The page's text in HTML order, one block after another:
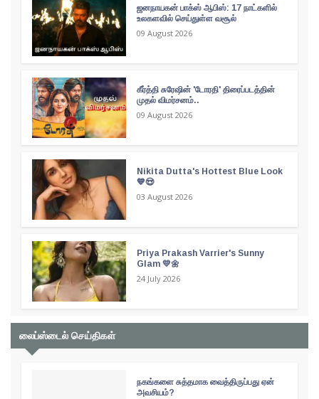
ஜனநாயகன் பாக்ஸ் ஆபிஸ்: 17 நாட்களில்
உலகளவில் செய்துள்ள வசூல்
09 August 2026
கீர்த்தி சுரேஷின் 'டோரதி' திரைப்படத்தின்
முதல் விமர்சனம்..
09 August 2026
Nikita Dutta's Hottest Blue Look
💙😍
03 August 2026
Priya Prakash Varrier's Sunny
Glam 💛🌼
24 July 2026
லைப்ஸ்டைல் செய்திகள்
நகங்களை சுத்தமாக வைத்திருப்பது ஏன்
அவசியம்?